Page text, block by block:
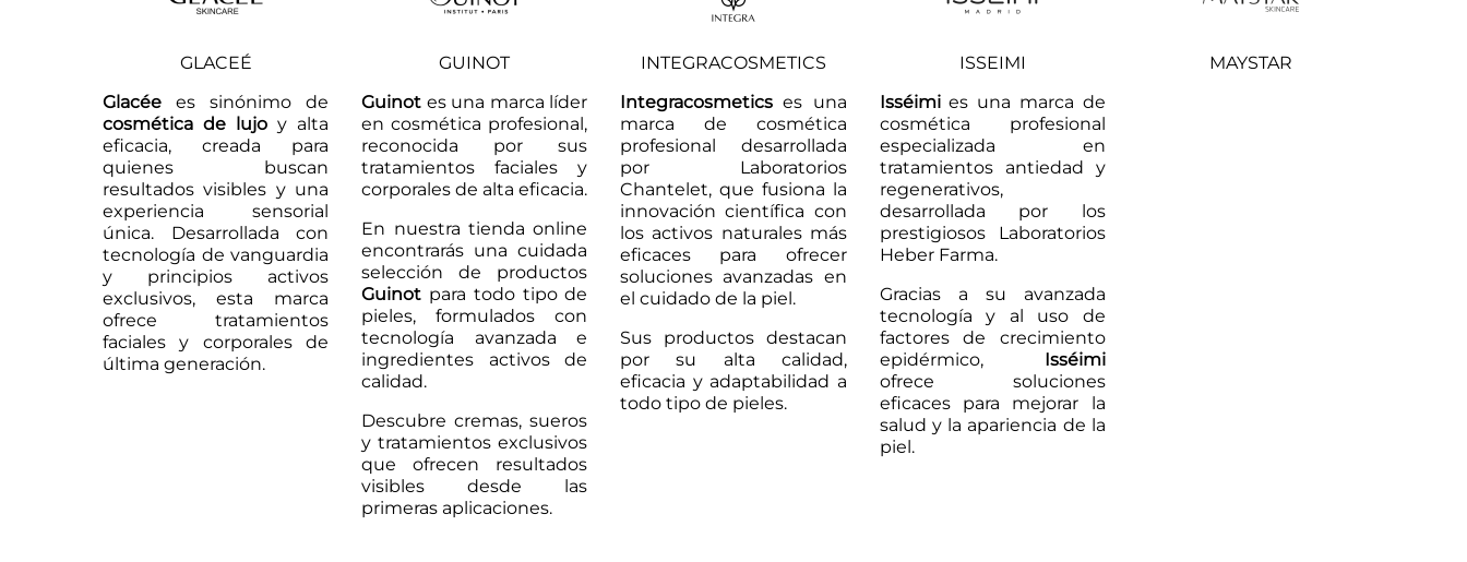
GLACEÉ
Glacée es sinónimo de
cosmética de lujo y alta
eficacia, creada para
quienes buscan
resultados visibles y una
experiencia sensorial
única. Desarrollada con
tecnología de vanguardia
y principios activos
exclusivos, esta marca
ofrece tratamientos
faciales y corporales de
última generación.
GUINOT
Guinot es una marca líder
en cosmética profesional,
reconocida por sus
tratamientos faciales y
corporales de alta eficacia.
En nuestra tienda online
encontrarás una cuidada
selección de productos
Guinot para todo tipo de
pieles, formulados con
tecnología avanzada e
ingredientes activos de
calidad.
Descubre cremas, sueros
y tratamientos exclusivos
que ofrecen resultados
visibles desde las
primeras aplicaciones.
INTEGRACOSMETICS
Integracosmetics es una
marca de cosmética
profesional desarrollada
por Laboratorios
Chantelet, que fusiona la
innovación científica con
los activos naturales más
eficaces para ofrecer
soluciones avanzadas en
el cuidado de la piel.
Sus productos destacan
por su alta calidad,
eficacia y adaptabilidad a
todo tipo de pieles.
ISSEIMI
Isséimies una marca de
cosmética profesional
especializada en
tratamientos antiedad y
regenerativos,
desarrollada por los
prestigiosos Laboratorios
Heber Farma.
Gracias a su avanzada
tecnología y al uso de
factores de crecimiento
epidérmico, Isséimi
ofrece soluciones
eficaces para mejorar la
salud y la apariencia de la
piel.
MAYSTAR